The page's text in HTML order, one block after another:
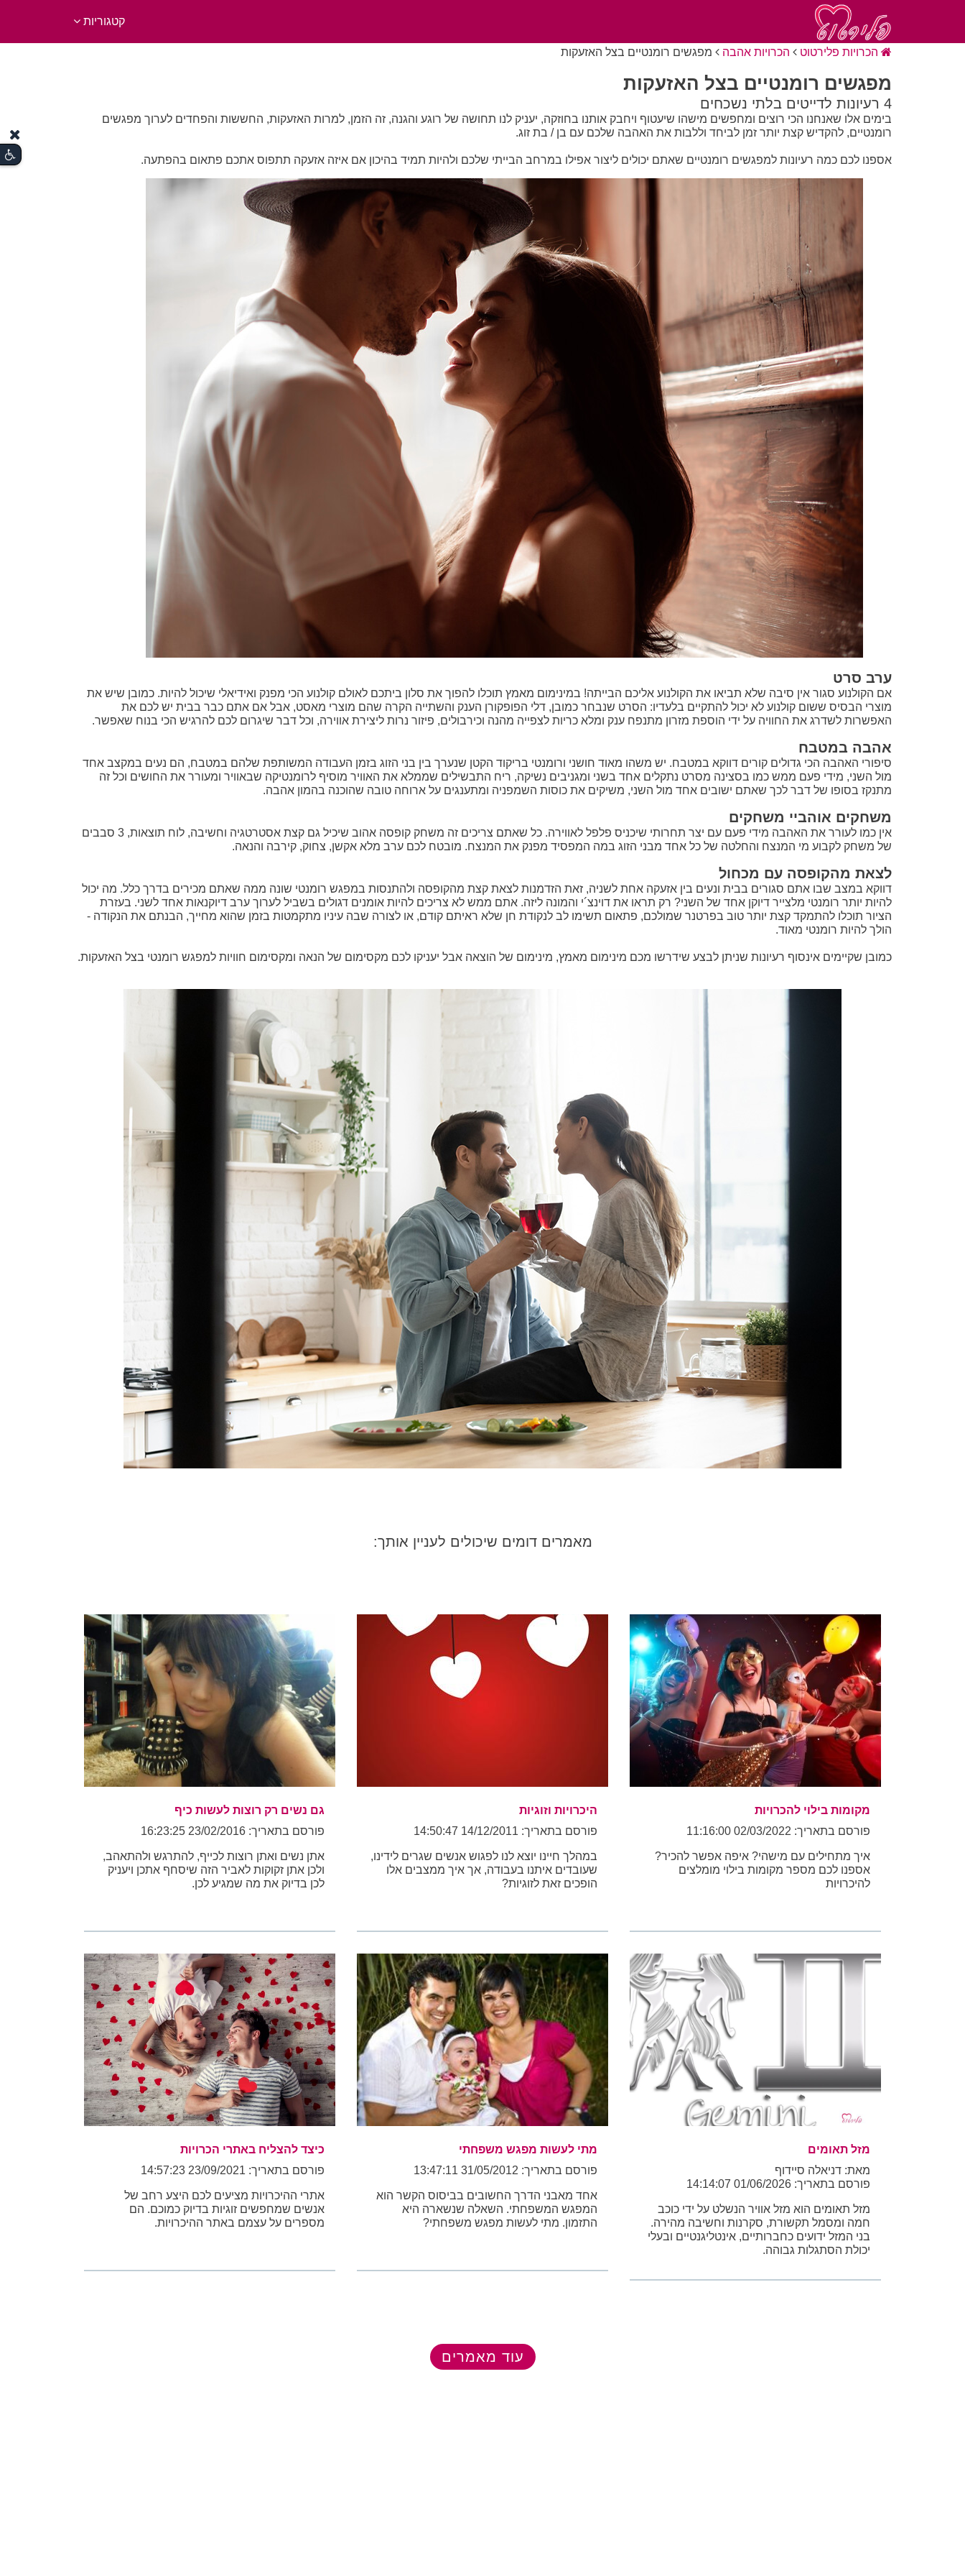
קטגוריות
הכרויות פלירטוט הכרויות אהבה מפגשים רומנטיים בצל האזעקות
מפגשים רומנטיים בצל האזעקות
4 רעיונות לדייטים בלתי נשכחים
בימים אלו שאנחנו הכי רוצים ומחפשים מישהו שיעטוף ויחבק אותנו בחוזקה, יעניק לנו תחושה של רוגע והגנה, זה הזמן, למרות האזעקות, החששות והפחדים לערוך מפגשים
רומנטיים, להקדיש קצת יותר זמן לביחד וללבות את האהבה שלכם עם בן / בת זוג.
אספנו לכם כמה רעיונות למפגשים רומנטיים שאתם יכולים ליצור אפילו במרחב הבייתי שלכם ולהיות תמיד בהיכון אם איזה אזעקה תתפוס אתכם פתאום בהפתעה.
ערב סרט
אם הקולנוע סגור אין סיבה שלא תביאו את הקולנוע אליכם הבייתה! במינימום מאמץ תוכלו להפוך את סלון ביתכם לאולם קולנוע הכי מפנק ואידיאלי שיכול להיות. כמובן שיש את
מוצרי הבסיס ששום קולנוע לא יכול להתקיים בלעדיו: הסרט שנבחר כמובן, דלי הפופקורן הענק והשתייה הקרה שהם מוצרי מאסט, אבל אם אתם כבר בבית יש לכם את
האפשרות לשדרג את החוויה על ידי הוספת מזרון מתנפח ענק ומלא כריות לצפייה מהנה וכירבולים, פיזור נרות ליצירת אווירה, וכל דבר שיגרום לכם להרגיש הכי בנוח שאפשר.
אהבה במטבח
סיפורי האהבה הכי גדולים קורים דווקא במטבח. יש משהו מאוד חושני ורומנטי בריקוד הקטן שנערך בין בני הזוג בזמן העבודה המשותפת שלהם במטבח, הם נעים במקצב אחד
מול השני, מידי פעם ממש כמו בסצינה מסרט נתקלים אחד בשני ומגניבים נשיקה, ריח התבשילים שממלא את האוויר מוסיף לרומנטיקה שבאוויר ומעורר את החושים וכל זה
מתנקז בסופו של דבר לכך שאתם ישובים אחד מול השני, משיקים את כוסות השמפניה ומתענגים על ארוחה טובה שהוכנה בהמון אהבה.
משחקים אוהביי משחקים
אין כמו לעורר את האהבה מידי פעם עם יצר תחרותי שיכניס פלפל לאווירה. כל שאתם צריכים זה משחק קופסה אהוב שיכיל גם קצת אסטרטגיה וחשיבה, לוח תוצאות, 3 סבבים
של משחק לקבוע מי המנצח והחלטה של כל אחד מבני הזוג במה המפסיד מפנק את המנצח. מובטח לכם ערב מלא אקשן, צחוק, קירבה והנאה.
לצאת מהקופסה עם מכחול
דווקא במצב שבו אתם סגורים בבית ונעים בין אזעקה אחת לשניה, זאת הזדמנות לצאת קצת מהקופסה ולהתנסות במפגש רומנטי שונה ממה שאתם מכירים בדרך כלל. מה יכול
להיות יותר רומנטי מלצייר דיוקן אחד של השני? רק תראו את דוינצ´י והמונה ליזה. אתם ממש לא צריכים להיות אומנים דגולים בשביל לערוך ערב דיוקנאות אחד לשני. בעזרת
הציור תוכלו להתמקד קצת יותר טוב בפרטנר שמולכם, פתאום תשימו לב לנקודת חן שלא ראיתם קודם, או לצורה שבה עיניו מתקמטות בזמן שהוא מחייך, הבנתם את הנקודה -
הולך להיות רומנטי מאוד.
כמובן שקיימים אינסוף רעיונות שניתן לבצע שידרשו מכם מינימום מאמץ, מינימום של הוצאה אבל יעניקו לכם מקסימום של הנאה ומקסימום חוויות למפגש רומנטי בצל האזעקות.
מאמרים דומים שיכולים לעניין אותך:
מקומות בילוי להכרויות
פורסם בתאריך: 02/03/2022 11:16:00
איך מתחילים עם מישהי? איפה אפשר להכיר?
אספנו לכם מספר מקומות בילוי מומלצים
להיכרויות
היכרויות וזוגיות
פורסם בתאריך: 14/12/2011 14:50:47
במהלך חיינו יוצא לנו לפגוש אנשים שגרים לידינו,
שעובדים איתנו בעבודה, אך איך ממצבים אלו
הופכים זאת לזוגיות?
גם נשים רק רוצות לעשות כיף
פורסם בתאריך: 23/02/2016 16:23:25
אתן נשים ואתן רוצות לכייף, להתרגש ולהתאהב,
ולכן אתן זקוקות לאביר הזה שיסחף אתכן ויעניק
לכן בדיוק את מה שמגיע לכן.
מזל תאומים
מאת: דניאלה סיידוף
פורסם בתאריך: 01/06/2026 14:14:07
מזל תאומים הוא מזל אוויר הנשלט על ידי כוכב
חמה ומסמל תקשורת, סקרנות וחשיבה מהירה.
בני המזל ידועים כחברותיים, אינטליגנטיים ובעלי
יכולת הסתגלות גבוהה.
מתי לעשות מפגש משפחתי
פורסם בתאריך: 31/05/2012 13:47:11
אחד מאבני הדרך החשובים בביסוס הקשר הוא
המפגש המשפחתי. השאלה שנשארה היא
התזמון. מתי לעשות מפגש משפחתי?
כיצד להצליח באתרי הכרויות
פורסם בתאריך: 23/09/2021 14:57:23
אתרי ההיכרויות מציעים לכם היצע רחב של
אנשים שמחפשים זוגיות בדיוק כמוכם. הם
מספרים על עצמם באתר ההיכרויות.
עוד מאמרים